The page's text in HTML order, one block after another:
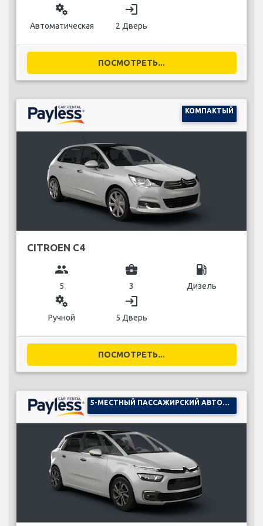
miscellaneous_services
Автоматическая
login
2 Дверь
ПОСМОТРЕТЬ...
КОМПАКТЫЙ
CITROEN C4
group
5
business_center
3
local_gas_station
Дизель
miscellaneous_services
Ручной
login
5 Дверь
ПОСМОТРЕТЬ...